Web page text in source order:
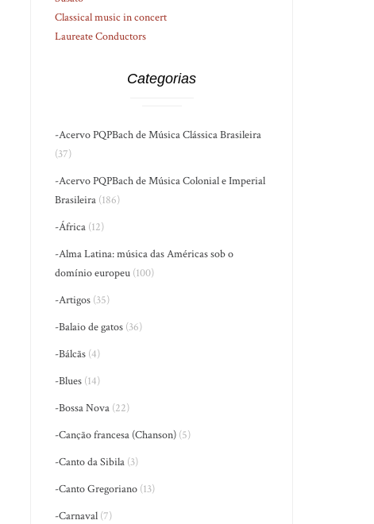
Classical music in concert
Laureate Conductors
Categorias
-Acervo PQPBach de Música Clássica Brasileira
(37)
-Acervo PQPBach de Música Colonial e Imperial
Brasileira (186)
-África (12)
-Alma Latina: música das Américas sob o
domínio europeu (100)
-Artigos (35)
-Balaio de gatos (36)
-Bálcãs (4)
-Blues (14)
-Bossa Nova (22)
-Canção francesa (Chanson) (5)
-Canto da Sibila (3)
-Canto Gregoriano (13)
-Carnaval (7)